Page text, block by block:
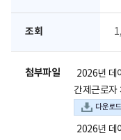
조회
첨부파일
2026년 데
간제근로자
다운로드
2026년 데